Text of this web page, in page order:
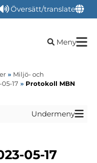
Översätt/translate
Öppna
Meny
» Miljö- och
17 » Protokoll MBN
Undermeny
05-17